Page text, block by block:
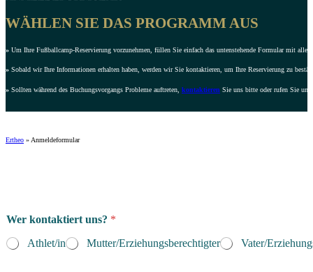
WÄHLEN SIE DAS PROGRAMM AUS
» Um Ihre Fußballcamp-Reservierung vorzunehmen, füllen Sie einfach das untenstehende Formular mit
» Sobald wir Ihre Informationen erhalten haben, werden wir Sie kontaktieren, um Ihre Reservierung zu
» Sollten während des Buchungsvorgangs Probleme auftreten, kontaktieren Sie uns bitte oder rufen Sie
Ertheo » Anmeldeformular
Wer kontaktiert uns? *
Athlet/in
Mutter/Erziehungsberechtigter Vater/